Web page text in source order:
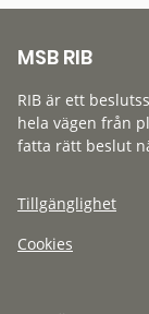
MSB RIB
RIB är ett
hela vägen från
fatta rätt beslut
Tillgänglighet
Cookies